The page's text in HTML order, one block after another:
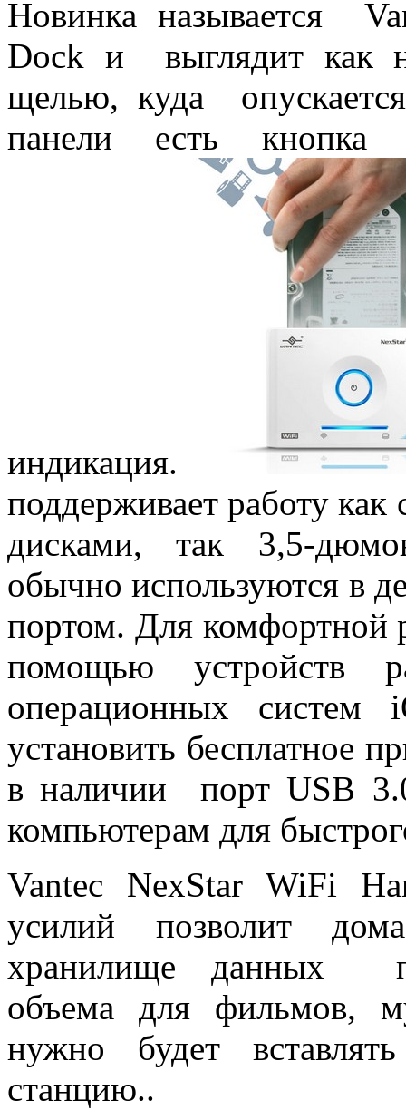
Новинка называется
Dock и выглядит как
щелью, куда
панели есть кнопка
индикация.
поддерживает работу
дисками, так 3,5-
обычно используются в
портом. Для комфортной
помощью устройств
операционных систем
установить бесплатное
в наличии порт USB
компьютерам для
Vantec NexStar WiFi
усилий позволит
хранилище данных
объема для фильмов,
нужно будет
станцию..